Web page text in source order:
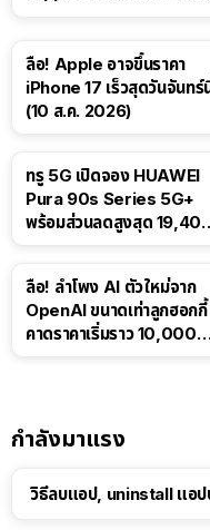
ลือ! Apple อาจขึ้นราคา
iPhone 17 เร็วสุดวันจันทร์
(10 ส.ค. 2026)
ทรู 5G เปิดจอง HUAWEI
Pura 90s Series 5G+
พร้อมส่วนลดสูงสุด 19,400
ลือ! ลำโพง AI ตัวใหม่จาก
OpenAI ขนาดเท่าลูกฮอกกี้
คาดราคาเริ่มราว 10,000
กำลังมาแรง
วิธีลบแอป, uninstall แอ